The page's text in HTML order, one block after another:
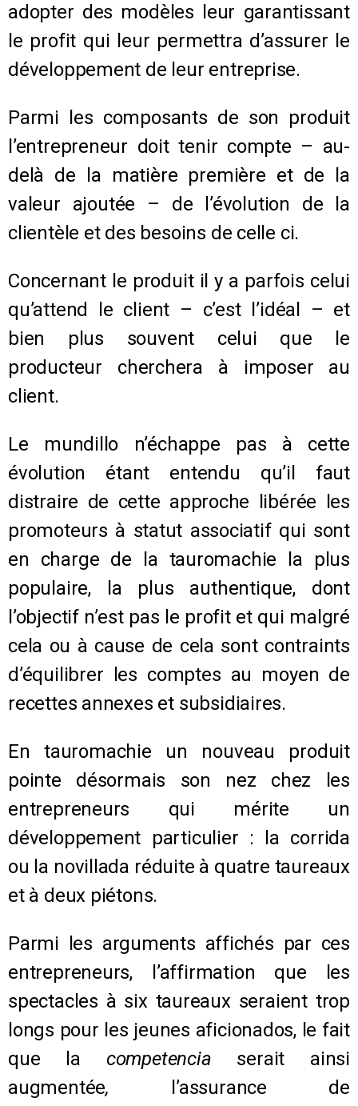
adopter des modèles leur garantissant
le profit qui leur permettra d’assurer le
développement de leur entreprise.
Parmi les composants de son produit
l’entrepreneur doit tenir compte – au-
delà de la matière première et de la
valeur ajoutée – de l’évolution de la
clientèle et des besoins de celle ci.
Concernant le produit il y a parfois celui
qu’attend le client – c’est l’idéal – et
bien plus souvent celui que le
producteur cherchera à imposer au
client.
Le mundillo n’échappe pas à cette
évolution étant entendu qu’il faut
distraire de cette approche libérée les
promoteurs à statut associatif qui sont
en charge de la tauromachie la plus
populaire, la plus authentique, dont
l’objectif n’est pas le profit et qui malgré
cela ou à cause de cela sont contraints
d’équilibrer les comptes au moyen de
recettes annexes et subsidiaires.
En tauromachie un nouveau produit
pointe désormais son nez chez les
entrepreneurs qui mérite un
développement particulier : la corrida
ou la novillada réduite à quatre taureaux
et à deux piétons.
Parmi les arguments affichés par ces
entrepreneurs, l’affirmation que les
spectacles à six taureaux seraient trop
longs pour les jeunes aficionados, le fait
que la competencia serait ainsi
augmentée,
l’assurance de